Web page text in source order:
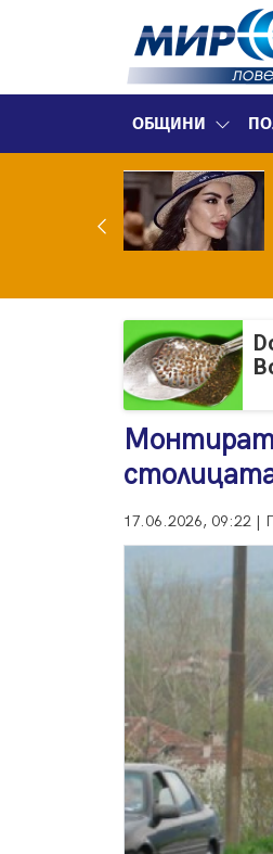
ОБЩИНИ
Монтират
17.06.2026, 09:22 |